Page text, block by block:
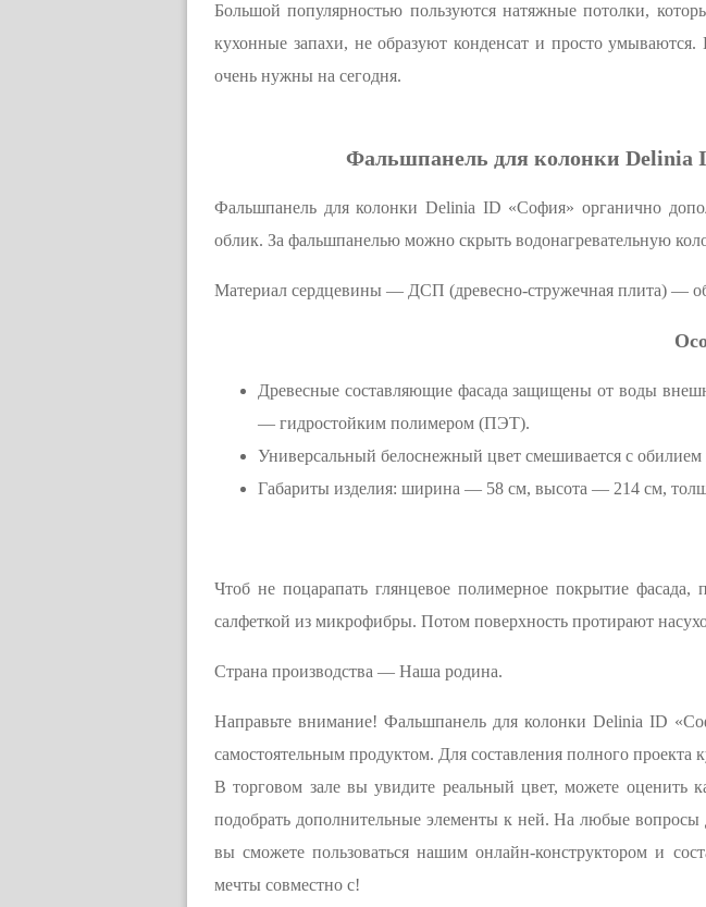
Большой популярностью пользуются натяжные потолки,
кухонные запахи, не образуют конденсат и просто
очень нужны на сегодня.
Фальшпанель для колонки Delinia
Фальшпанель для колонки Delinia ID «София» органично
облик. За фальшпанелью можно скрыть водонагревательную
Материал сердцевины — ДСП (древесно-стружечная плита) —
Древесные составляющие фасада защищены от воды
— гидростойким полимером (ПЭТ).
Универсальный белоснежный цвет смешивается с
Габариты изделия: ширина — 58 см, высота — 214 см,
Чтоб не поцарапать глянцевое полимерное покрытие фасада,
салфеткой из микрофибры. Потом поверхность протирают
Страна производства — Наша родина.
Направьте внимание! Фальшпанель для колонки Delinia ID
самостоятельным продуктом. Для составления полного проекта
В торговом зале вы увидите реальный цвет, можете оценить
подобрать дополнительные элементы к ней. На любые вопросы
вы сможете пользоваться нашим онлайн-конструктором и
мечты совместно с!